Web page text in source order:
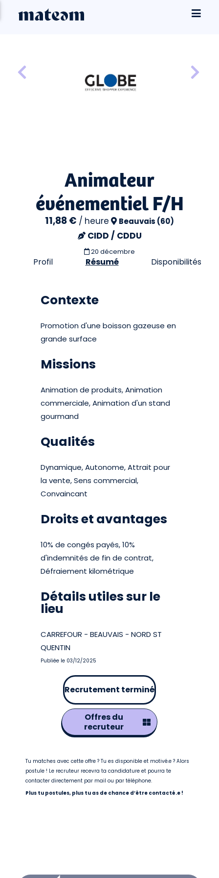
Animateur
événementiel F/H
11,88 € / heure Beauvais (60)
CIDD / CDDU
20 décembre
Profil Résumé Disponibilités
Contexte
Promotion d'une boisson gazeuse en
grande surface
Missions
Animation de produits, Animation
commerciale, Animation d'un stand
gourmand
Qualités
Dynamique, Autonome, Attrait pour
la vente, Sens commercial,
Convaincant
Droits et avantages
10% de congés payés, 10%
d'indemnités de fin de contrat,
Défraiement kilométrique
Détails utiles sur le
lieu
CARREFOUR - BEAUVAIS - NORD ST
QUENTIN
Publiée le 03/12/2025
Recrutement terminé
Offres du
recruteur
Tu matches avec cette offre ? Tu es disponible et motivé.e ? Alors
postule ! Le recruteur recevra ta candidature et pourra te
contacter directement par mail ou par téléphone.
Plus tu postules, plus tu as de chance d’être contacté.e !